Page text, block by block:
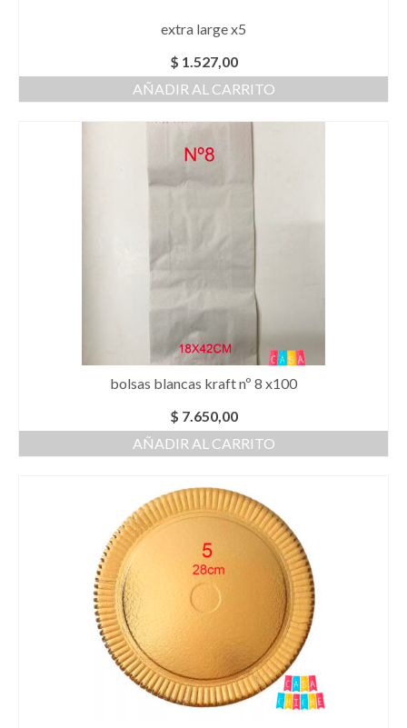
extra large x5
$ 1.527,00
AÑADIR AL CARRITO
bolsas blancas kraft nº 8 x100
$ 7.650,00
AÑADIR AL CARRITO